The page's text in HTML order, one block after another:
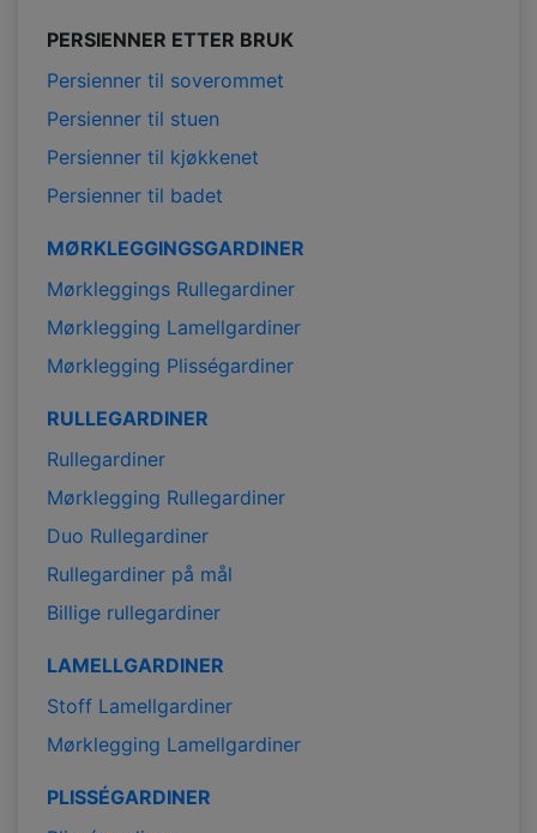
PERSIENNER ETTER BRUK
Persienner til soverommet
Persienner til stuen
Persienner til kjøkkenet
Persienner til badet
MØRKLEGGINGSGARDINER
Mørkleggings Rullegardiner
Mørklegging Lamellgardiner
Mørklegging Plisségardiner
RULLEGARDINER
Rullegardiner
Mørklegging Rullegardiner
Duo Rullegardiner
Rullegardiner på mål
Billige rullegardiner
LAMELLGARDINER
Stoff Lamellgardiner
Mørklegging Lamellgardiner
PLISSÉGARDINER